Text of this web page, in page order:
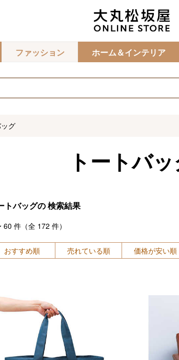
ファッション ホーム＆インテリア
ッグ
トートバ
トバッグの検索結果
60 件（全 172 件）
おすすめ順 売れている順 価格が安い順